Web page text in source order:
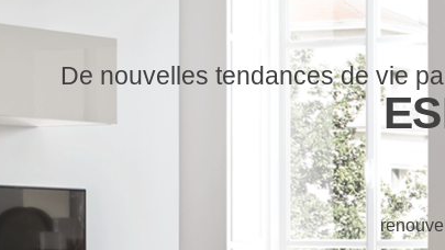
De nouvelles tendances de vie